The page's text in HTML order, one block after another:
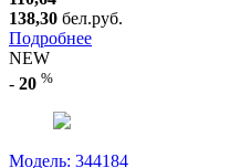
138,30 бел.руб.
Подробнее
NEW
- 20 %
Модель: 344184